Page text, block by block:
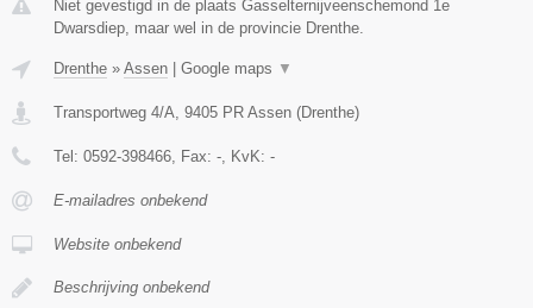
Niet gevestigd in de plaats Gasselternijveenschemond 1e
Dwarsdiep, maar wel in de provincie Drenthe.
Drenthe » Assen Google maps ▼
Transportweg 4/A, 9405 PR Assen (Drenthe)
Tel: 0592-398466, Fax: -, KvK: -
E-mailadres onbekend
Website onbekend
Beschrijving onbekend